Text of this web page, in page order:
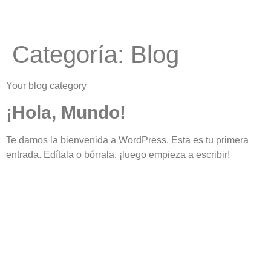
Categoría: Blog
Your blog category
¡Hola, Mundo!
Te damos la bienvenida a WordPress. Esta es tu primera
entrada. Edítala o bórrala, ¡luego empieza a escribir!